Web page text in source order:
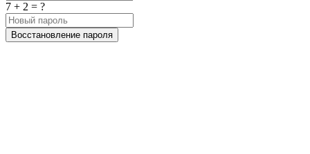
7 + 2 = ?
Восстановление пароля